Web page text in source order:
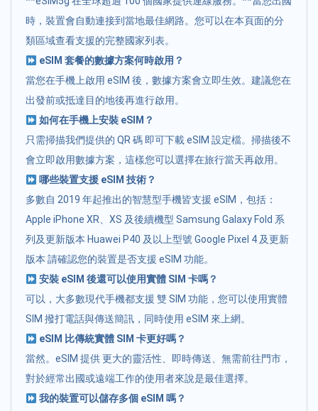
時，裝置會自動連接到當地最佳網路。您可以在本頁面的分
類區域查看支援的完整國家列表。
eSIM 套餐的數據方案何時啟用？
當您在手機上啟用 eSIM 後，數據方案會立即生效。建議您在
出發前或抵達目的地後再進行啟用。
如何在手機上安裝 eSIM？
只需掃描我們提供的 QR 碼 即可下載 eSIM 設定檔。掃描後不
會立即啟用數據方案，這樣您可以選擇在旅行當天再啟用。
哪些裝置支援 eSIM 技術？
多數自 2019 年起推出的智慧型手機皆支援 eSIM，包括：
Apple iPhone XR、XS 及後續機型 Samsung Galaxy Fold 系
列及更新版本 Huawei P40 及以上型號 Google Pixel 4 及更新
版本 請確認您的裝置是否支援 eSIM 功能。
安裝 eSIM 後還可以使用實體 SIM 卡嗎？
可以，大多數現代手機都支援 雙 SIM 功能，您可以使用實體
SIM 撥打電話與傳送簡訊，同時使用 eSIM 來上網。
eSIM 比傳統實體 SIM 卡更好嗎？
當然。eSIM 提供 更大的靈活性、即時傳送、無需前往門市，
對於經常出國或遠端工作的使用者來說是最佳選擇。
我的裝置可以儲存多個 eSIM 嗎？